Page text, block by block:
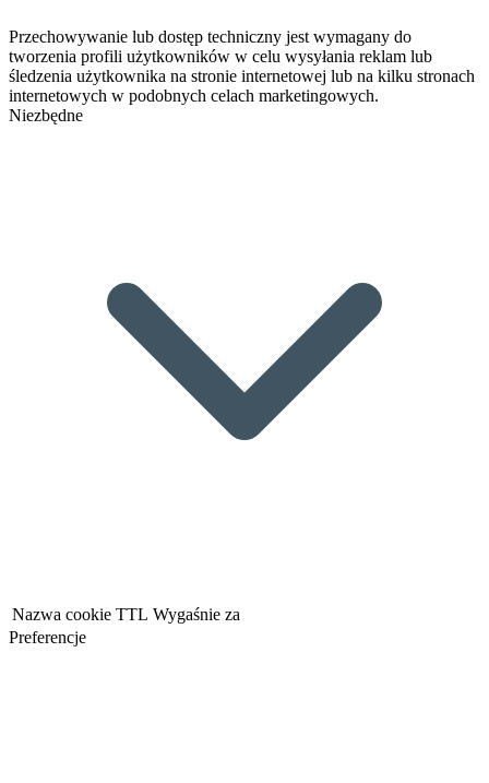
Przechowywanie lub dostęp techniczny jest wymagany do
tworzenia profili użytkowników w celu wysyłania reklam lub
śledzenia użytkownika na stronie internetowej lub na kilku stronach
internetowych w podobnych celach marketingowych.
Niezbędne
Nazwa cookie TTL Wygaśnie za
Preferencje